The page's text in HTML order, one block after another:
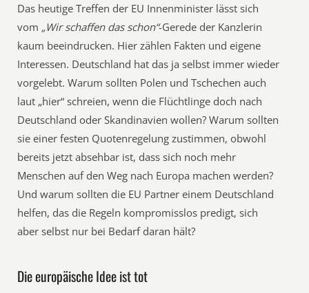
Das heutige Treffen der EU Innenminister lässt sich
vom „Wir schaffen das schon“-Gerede der Kanzlerin
kaum beeindrucken. Hier zählen Fakten und eigene
Interessen. Deutschland hat das ja selbst immer wieder
vorgelebt. Warum sollten Polen und Tschechen auch
laut „hier“ schreien, wenn die Flüchtlinge doch nach
Deutschland oder Skandinavien wollen? Warum sollten
sie einer festen Quotenregelung zustimmen, obwohl
bereits jetzt absehbar ist, dass sich noch mehr
Menschen auf den Weg nach Europa machen werden?
Und warum sollten die EU Partner einem Deutschland
helfen, das die Regeln kompromisslos predigt, sich
aber selbst nur bei Bedarf daran hält?
Die europäische Idee ist tot